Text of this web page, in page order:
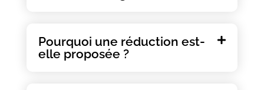
Pourquoi une réduction est-
elle proposée ?